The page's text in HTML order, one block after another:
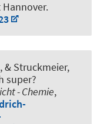
, & Struckmeier,
super?
- Chemie,